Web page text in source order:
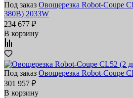
Под заказ Овощерезка Robot-Coupe
380В) 2033W
234 677 ₽
В корзину
Под заказ Овощерезка Robot-Coupe
301 957 ₽
В корзину